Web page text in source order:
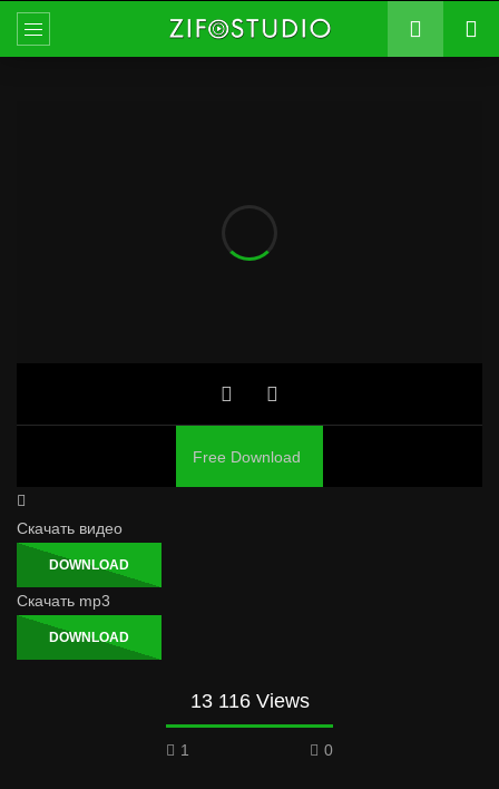
Free Download
Скачать видео
DOWNLOAD
Скачать mp3
DOWNLOAD
13 116 Views
1 0